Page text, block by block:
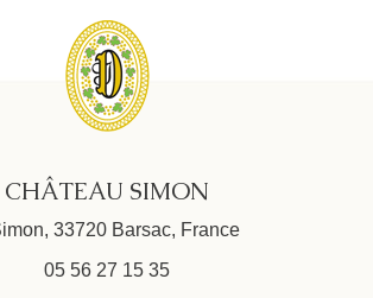
CHÂTEAU SIMON
33720 Barsac, France
05 56 27 15 35